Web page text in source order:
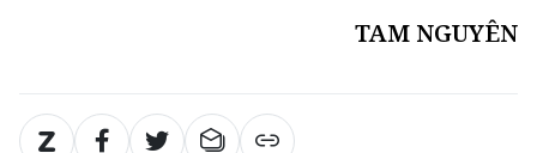
TAM NGUYÊN